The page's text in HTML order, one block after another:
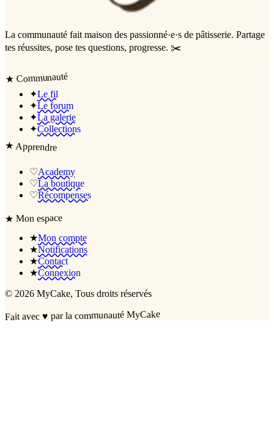
La communauté fait maison des passionné·e·s de pâtisserie. Partage
tes réussites, pose tes questions, progresse. ✂️
★ Communauté
✦Le fil
✦Le forum
✦La galerie
✦Collections
★Apprendre
♡Academy
♡La boutique
♡Récompenses
★Mon espace
★Mon compte
★Notifications
★Contact
★Connexion
© 2026 MyCake, Tous droits réservés
Fait avec♥ par la communauté MyCake